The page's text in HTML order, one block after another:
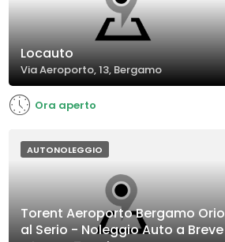
Locauto
Via Aeroporto, 13, Bergamo
Ora aperto
AUTONOLEGGIO
Torent Aeroporto Bergamo Orio
al Serio - Noleggio Auto a Breve